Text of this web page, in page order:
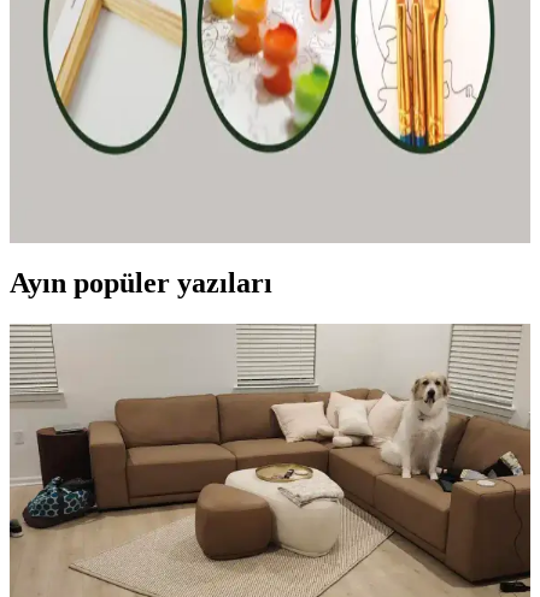
Stabilo Point 88, canlı renkleri, dayanıklı yapısı ve güvenli
tasarımıyla okul ve sanat projeleri için ideal ince keçe uçlu kalemdir.
Palmiye Hobi Sanat ve Wombhobby Neo Felsefe
Sayılarla Boyama Setlerinin Karşılaştırması
İki farklı sayılarla boyama seti olan Palmiye Hobi Sanat ve
Ayın popüler yazıları